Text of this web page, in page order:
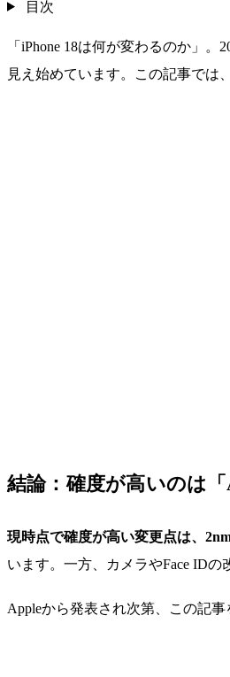
目次
「iPhone 18は何が変わるのか」
見え始めています。この記事では、
結論：確度が高いのは
現時点で確度が高い変更点は、
います。一方、カメラやFace ID
Appleから発表され次第、この記事